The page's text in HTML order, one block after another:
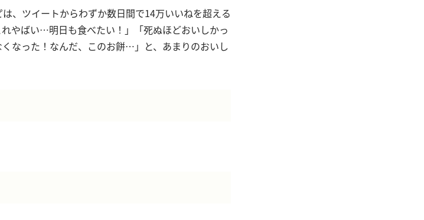
、ツイートからわずか数日間で14万いいねを超える
やばい…明日も食べたい！」「死ぬほどおいしかっ
なった！なんだ、このお餅…」と、あまりのおいし